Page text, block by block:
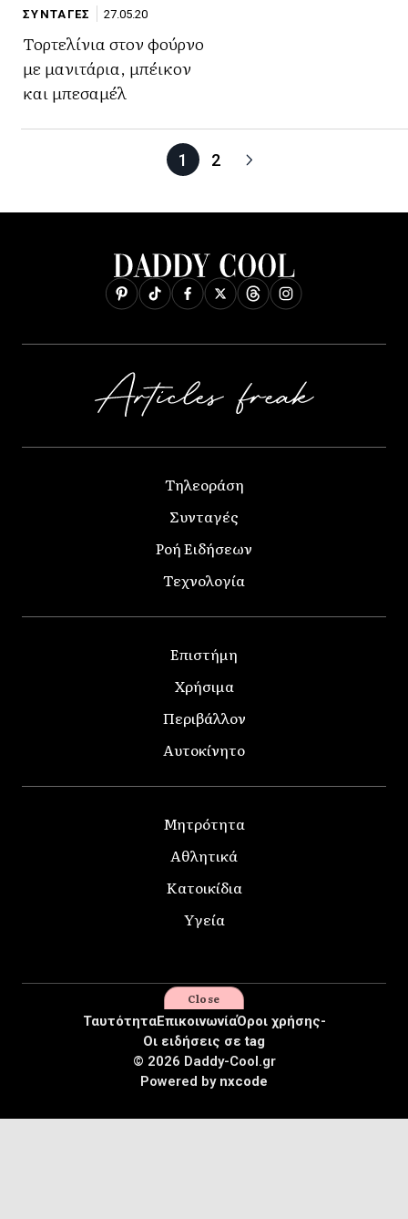
ΣΥΝΤΑΓΕΣ 27.05.20
Τορτελίνια στον φούρνο
με μανιτάρια, μπέικον
και μπεσαμέλ
1 2
Τηλεοράση
Συνταγές
Ροή Ειδήσεων
Τεχνολογία
Επιστήμη
Χρήσιμα
Περιβάλλον
Αυτοκίνητο
Μητρότητα
Αθλητικά
Κατοικίδια
Υγεία
© 2026 Daddy-Cool.gr
ΤαυτότηταΕπικοινωνίαΌροι χρήσης-
Οι ειδήσεις σε tag
Powered by nxcode
Close